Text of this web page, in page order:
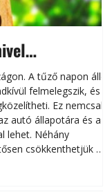
károktól
A tűző napon álló
felmelegszik, és
Ez nemcsak
autó állapotára és a
lehet. Néhány
csökkenthetjük a